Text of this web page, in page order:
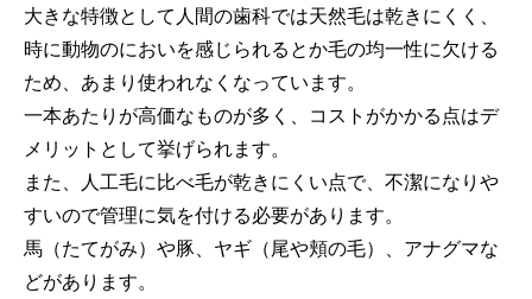
大きな特徴として人間の歯科では天然毛は乾きにくく、
時に動物のにおいを感じられるとか毛の均一性に欠ける
ため、あまり使われなくなっています。
一本あたりが高価なものが多く、コストがかかる点はデ
メリットとして挙げられます。
また、人工毛に比べ毛が乾きにくい点で、不潔になりや
すいので管理に気を付ける必要があります。
馬（たてがみ）や豚、ヤギ（尾や頬の毛）、アナグマな
どがあります。